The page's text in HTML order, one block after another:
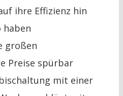
ihre Effizienz hin
haben
großen
Preise spürbar
mit einer